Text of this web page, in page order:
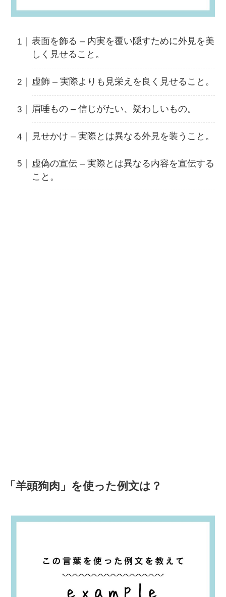
表面を飾る – 内実を覆い隠すために外見を美
しく見せること。
虚飾 – 実際よりも見栄えを良く見せること。
眉唾もの – 信じがたい、疑わしいもの。
見せかけ – 実際とは異なる外見を装うこと。
虚偽の宣伝 – 実際とは異なる内容を宣伝する
こと。
「羊頭狗肉」を使った例文は？